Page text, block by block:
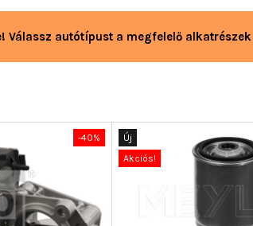
Válassz autótípust a megfelelő
-40%
Új
Akciós!